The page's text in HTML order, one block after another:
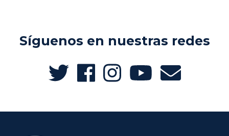
Síguenos en nuestras redes